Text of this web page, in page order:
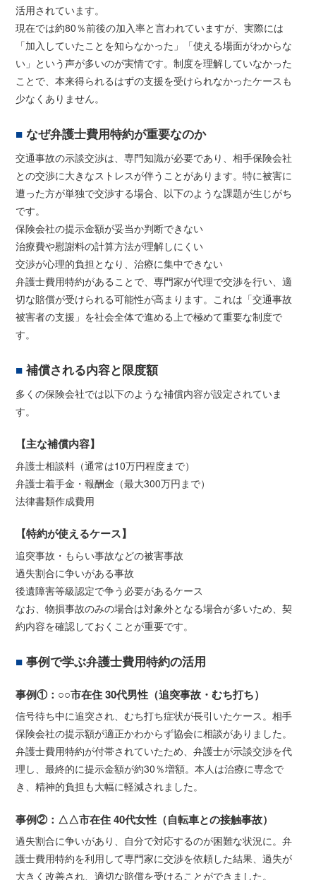
活用されています。
現在では約80％前後の加入率と言われていますが、実際には
「加入していたことを知らなかった」「使える場面がわからな
い」という声が多いのが実情です。制度を理解していなかった
ことで、本来得られるはずの支援を受けられなかったケースも
少なくありません。
なぜ弁護士費用特約が重要なのか
交通事故の示談交渉は、専門知識が必要であり、相手保険会社
との交渉に大きなストレスが伴うことがあります。特に被害に
遭った方が単独で交渉する場合、以下のような課題が生じがち
です。
保険会社の提示金額が妥当か判断できない
治療費や慰謝料の計算方法が理解しにくい
交渉が心理的負担となり、治療に集中できない
弁護士費用特約があることで、専門家が代理で交渉を行い、適
切な賠償が受けられる可能性が高まります。これは「交通事故
被害者の支援」を社会全体で進める上で極めて重要な制度で
す。
補償される内容と限度額
多くの保険会社では以下のような補償内容が設定されていま
す。
【主な補償内容】
弁護士相談料（通常は10万円程度まで）
弁護士着手金・報酬金（最大300万円まで）
法律書類作成費用
【特約が使えるケース】
追突事故・もらい事故などの被害事故
過失割合に争いがある事故
後遺障害等級認定で争う必要があるケース
なお、物損事故のみの場合は対象外となる場合が多いため、契
約内容を確認しておくことが重要です。
事例で学ぶ弁護士費用特約の活用
事例①：○○市在住 30代男性（追突事故・むち打ち）
信号待ち中に追突され、むち打ち症状が長引いたケース。相手
保険会社の提示額が適正かわからず協会に相談がありました。
弁護士費用特約が付帯されていたため、弁護士が示談交渉を代
理し、最終的に提示金額が約30％増額。本人は治療に専念で
き、精神的負担も大幅に軽減されました。
事例②：△△市在住 40代女性（自転車との接触事故）
過失割合に争いがあり、自分で対応するのが困難な状況に。弁
護士費用特約を利用して専門家に交渉を依頼した結果、過失が
大きく改善され、適切な賠償を受けることができました。